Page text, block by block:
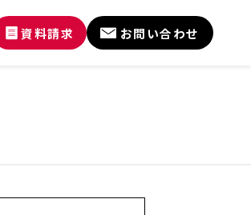
資料請求 お問い合わせ